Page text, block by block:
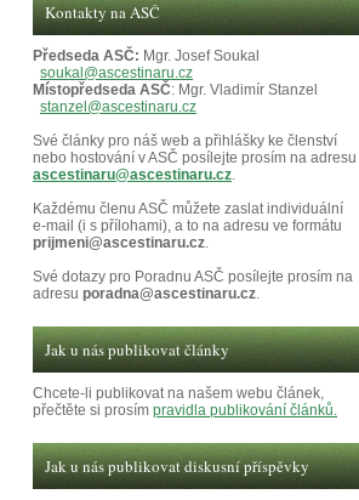
Kontakty na ASČ
Předseda ASČ: Mgr. Josef Soukal
soukal@ascestinaru.cz
Místopředseda ASČ: Mgr. Vladimír Stanzel
stanzel@ascestinaru.cz
Své články pro náš web a přihlášky ke členství
nebo hostování v ASČ posílejte prosím na adresu
ascestinaru@ascestinaru.cz.
Každému členu ASČ můžete zaslat individuální
e-mail (i s přílohami), a to na adresu ve formátu
prijmeni@ascestinaru.cz.
Své dotazy pro Poradnu ASČ posílejte prosím na
adresu poradna@ascestinaru.cz.
Jak u nás publikovat články
Chcete-li publikovat na našem webu článek,
přečtěte si prosím pravidla publikování článků.
Jak u nás publikovat diskusní příspěvky